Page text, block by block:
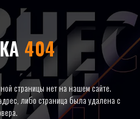
404
страницы нет на нашем сайте.
либо страница была удалена с